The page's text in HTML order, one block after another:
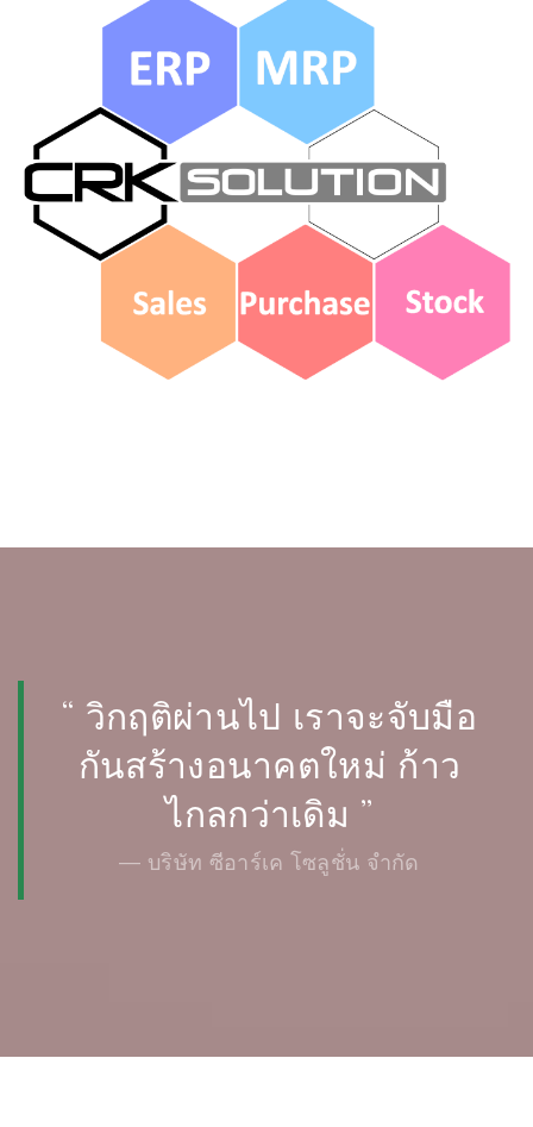
“ วิกฤติผ่านไป เราจะจับมือ
กันสร้างอนาคตใหม่ ก้าว
ไกลกว่าเดิม ”
— บริษัท ซีอาร์เค โซลูชั่น จำกัด